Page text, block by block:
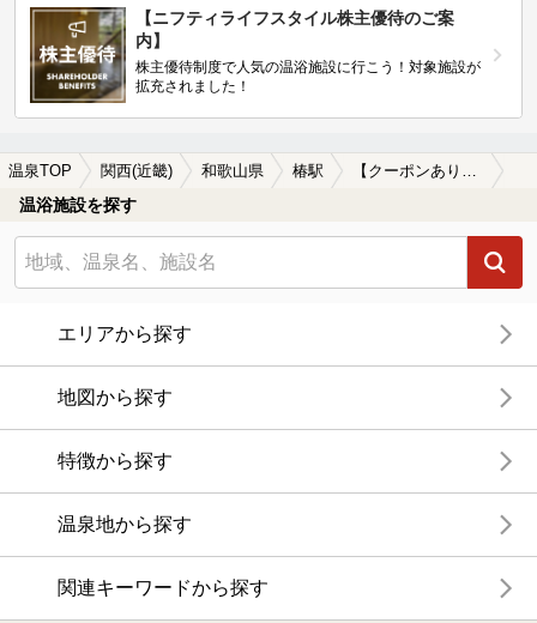
【ニフティライフスタイル株主優待のご案
内】
株主優待制度で人気の温浴施設に行こう！対象施設が
拡充されました！
温泉TOP 関西(近畿) 和歌山県 椿駅 【クーポンあり】水風呂が楽しめる椿駅近くの温泉、日帰り温泉、スーパー銭湯おすすめ
温浴施設を探す
エリアから探す
地図から探す
特徴から探す
温泉地から探す
関連キーワードから探す